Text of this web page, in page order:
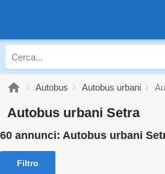
Autobus Autobus urbani
Autobus urbani Setra
60 annunci: Autobus urbani
Filtro